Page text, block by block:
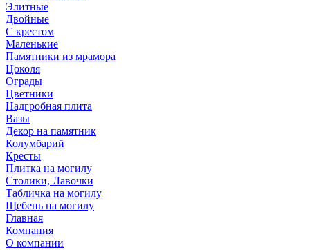
Элитные
Двойные
С крестом
Маленькие
Памятники из мрамора
Цоколя
Ограды
Цветники
Надгробная плита
Вазы
Декор на памятник
Колумбарий
Кресты
Плитка на могилу
Столики, Лавочки
Табличка на могилу
Щебень на могилу
Главная
Компания
О компании